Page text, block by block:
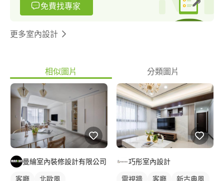
免費找專家
更多室內設計
相似圖片 分類圖片
曼綸室內裝修設計有限公司
客廳 北歐風
巧彤室內設計
電視牆 客廳 新古典風